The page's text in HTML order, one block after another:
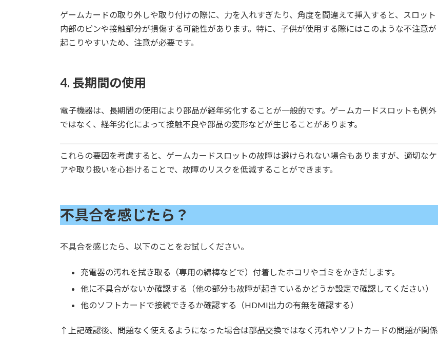
ゲームカードの取り外しや取り付けの際に、力を入れすぎたり、角度を間違えて挿入すると、スロット
内部のピンや接触部分が損傷する可能性があります。特に、子供が使用する際にはこのような不注意が
起こりやすいため、注意が必要です。
4. 長期間の使用
電子機器は、長期間の使用により部品が経年劣化することが一般的です。ゲームカードスロットも例外
ではなく、経年劣化によって接触不良や部品の変形などが生じることがあります。
これらの要因を考慮すると、ゲームカードスロットの故障は避けられない場合もありますが、適切なケ
アや取り扱いを心掛けることで、故障のリスクを低減することができます。
不具合を感じたら？
不具合を感じたら、以下のことをお試しください。
充電器の汚れを拭き取る（専用の綿棒などで）付着したホコリやゴミをかきだします。
他に不具合がないか確認する（他の部分も故障が起きているかどうか設定で確認してください）
他のソフトカードで接続できるか確認する（HDMI出力の有無を確認する）
↑上記確認後、問題なく使えるようになった場合は部品交換ではなく汚れやソフトカードの問題が関係